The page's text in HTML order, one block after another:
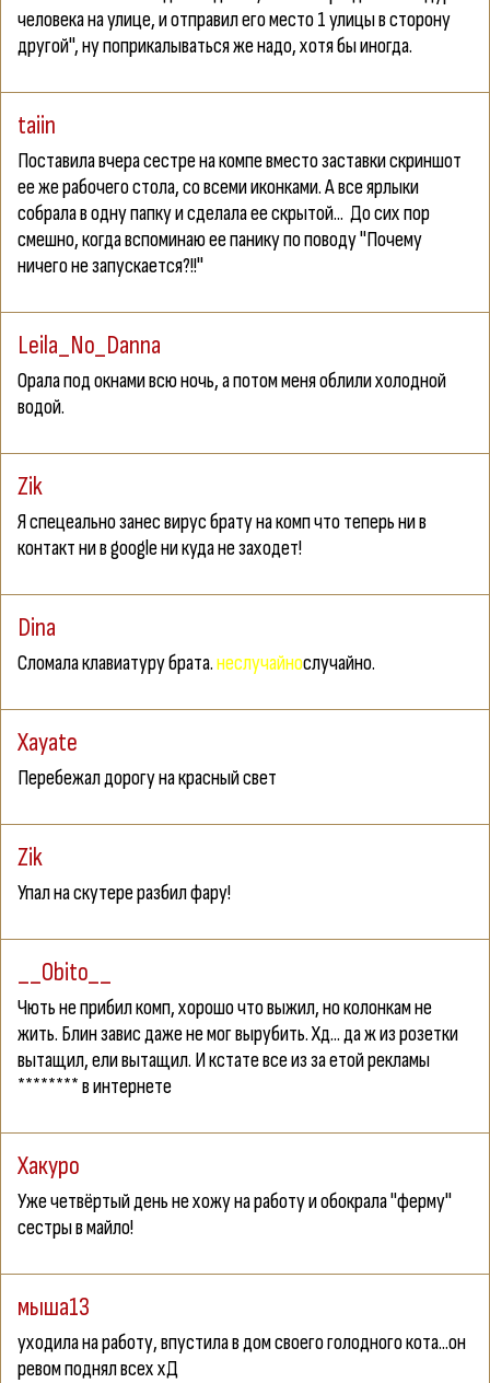
человека на улице, и отправил его место 1 улицы в сторону
другой", ну поприкалываться же надо, хотя бы иногда.
taiin
Поставила вчера сестре на компе вместо заставки скриншот
ее же рабочего стола, со всеми иконками. А все ярлыки
собрала в одну папку и сделала ее скрытой... До сих пор
смешно, когда вспоминаю ее панику по поводу "Почему
ничего не запускается?!!"
Leila_No_Danna
Орала под окнами всю ночь, а потом меня облили холодной
водой.
Zik
Я спецеально занес вирус брату на комп что теперь ни в
контакт ни в google ни куда не заходет!
Dina
Сломала клавиатуру брата.неслучайнослучайно.
Xayate
Перебежал дорогу на красный свет
Zik
Упал на скутере разбил фару!
__Obito__
Чють не прибил комп, хорошо что выжил, но колонкам не
жить. Блин завис даже не мог вырубить. Хд... да ж из розетки
вытащил, ели вытащил. И кстате все из за етой рекламы
******** в интернете
Хакуро
Уже четвёртый день не хожу на работу и обокрала "ферму"
сестры в майло!
мыша13
уходила на работу, впустила в дом своего голодного кота...он
ревом поднял всех хД